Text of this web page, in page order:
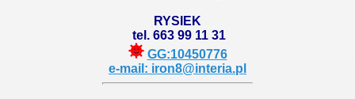
RYSIEK
tel. 663 99 11 31
GG:10450776
e-mail: iron8@interia.pl